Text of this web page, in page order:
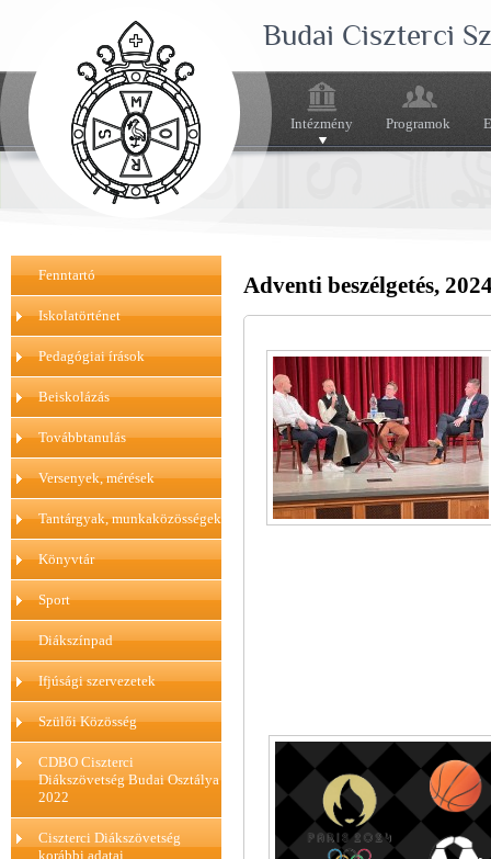
Budai Ciszterci
Intézmény Programok
Fenntartó
Iskolatörténet
Pedagógiai írások
Beiskolázás
Továbbtanulás
Versenyek, mérések
Tantárgyak, munkaközösségek
Könyvtár
Sport
Diákszínpad
Ifjúsági szervezetek
Szülői Közösség
CDBO Ciszterci
Diákszövetség Budai Osztálya
2022
Ciszterci Diákszövetség
korábbi adatai
Adventi beszélgetés,